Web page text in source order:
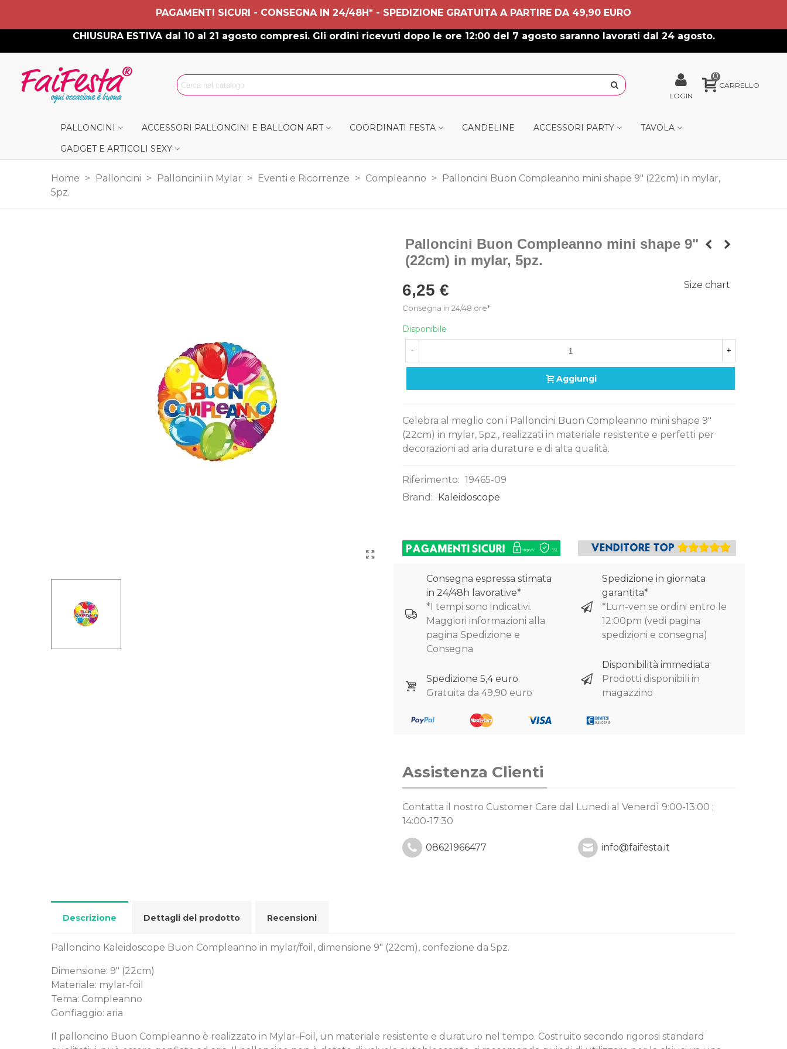
PAGAMENTI SICURI - CONSEGNA IN 24/48H* - SPEDIZIONE GRATUITA A PARTIRE DA 49,90 EURO
CHIUSURA ESTIVA dal 10 al 21 agosto compresi. Gli ordini ricevuti dopo le ore 12:00 del 7 agosto saranno lavorati dal 24 agosto.
LOGIN
0
CARRELLO
PALLONCINI ACCESSORI PALLONCINI E BALLOON ART COORDINATI FESTA CANDELINE ACCESSORI PARTY
TAVOLA
GADGET E ARTICOLI SEXY
Home > Palloncini > Palloncini in Mylar > Eventi e Ricorrenze > Compleanno > Palloncini Buon Compleanno mini shape 9" (22cm) in mylar,
5pz.
Palloncini Buon Compleanno mini shape 9"
(22cm) in mylar, 5pz.
6,25 €
Consegna in 24/48 ore*
Size chart
Disponibile
- +
Aggiungi
Celebra al meglio con i Palloncini Buon Compleanno mini shape 9"
(22cm) in mylar, 5pz., realizzati in materiale resistente e perfetti per
decorazioni ad aria durature e di alta qualità.
Riferimento: 19465-09
Brand:
Kaleidoscope
Consegna espressa stimata
in 24/48h lavorative*
*I tempi sono indicativi.
Maggiori informazioni alla
pagina Spedizione e
Consegna
Spedizione 5,4 euro
Gratuita da 49,90 euro
Spedizione in giornata
garantita*
*Lun-ven se ordini entro le
12:00pm (vedi pagina
spedizioni e consegna)
Disponibilità immediata
Prodotti disponibili in
magazzino
Assistenza Clienti
Contatta il nostro Customer Care dal Lunedi al Venerdì 9:00-13:00 ;
14:00-17:30
08621966477 info@faifesta.it
Descrizione Dettagli del prodotto Recensioni
Palloncino Kaleidoscope Buon Compleanno in mylar/foil, dimensione 9" (22cm), confezione da 5pz.
Dimensione: 9" (22cm)
Materiale: mylar-foil
Tema: Compleanno
Gonfiaggio: aria
Il palloncino Buon Compleanno è realizzato in Mylar-Foil, un materiale resistente e duraturo nel tempo. Costruito secondo rigorosi standard